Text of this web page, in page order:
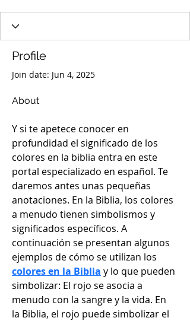
Profile
Join date: Jun 4, 2025
About
Y si te apetece conocer en
profundidad el significado de los
colores en la biblia entra en este
portal especializado en español. Te
daremos antes unas pequeñas
anotaciones. En la Biblia, los colores
a menudo tienen simbolismos y
significados específicos. A
continuación se presentan algunos
ejemplos de cómo se utilizan los
colores en la Biblia y lo que pueden
simbolizar: El rojo se asocia a
menudo con la sangre y la vida. En
la Biblia, el rojo puede simbolizar el